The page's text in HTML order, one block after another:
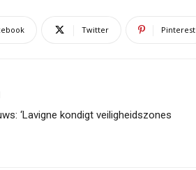
Twitter Pinterest
‘Lavigne kondigt veiligheidszones